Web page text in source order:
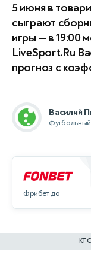
5 июня в
сыграют
игры — в 19:00
LiveSport.Ru
прогноз с
Василий
Фрибет до